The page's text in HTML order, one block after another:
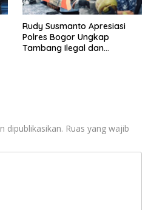
Rudy Susmanto Apresiasi
Polres Bogor Ungkap
Tambang Ilegal dan
dipublikasikan. Ruas yang wajib